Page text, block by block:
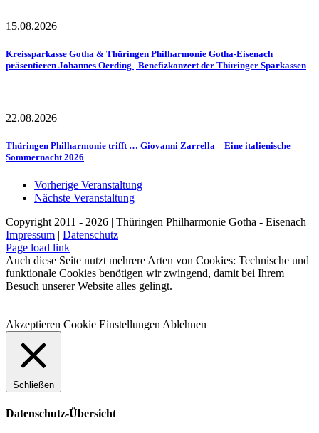
15.08.2026
Kreissparkasse Gotha & Thüringen Philharmonie Gotha-Eisenach
präsentieren Johannes Oerding | Benefizkonzert der Thüringer Sparkassen
22.08.2026
Thüringen Philharmonie trifft … Giovanni Zarrella – Eine italienische
Sommernacht 2026
Vorherige Veranstaltung
Nächste Veranstaltung
Copyright 2011 - 2026 | Thüringen Philharmonie Gotha - Eisenach |
Impressum | Datenschutz
Facebook
Instagram
WhatsApp
YouTube
E-
Mail
Telefon
Page load link
Auch diese Seite nutzt mehrere Arten von Cookies: Technische und
funktionale Cookies benötigen wir zwingend, damit bei Ihrem
Besuch unserer Website alles gelingt.
Akzeptieren Cookie Einstellungen Ablehnen
Schließen
Datenschutz-Übersicht